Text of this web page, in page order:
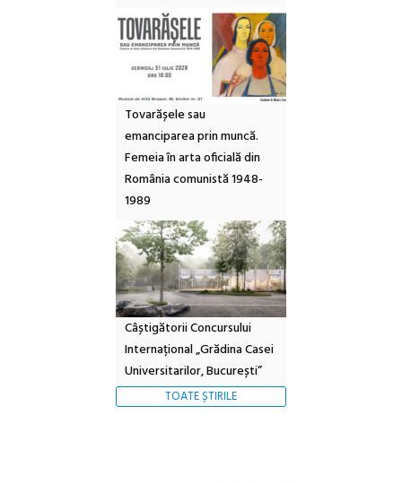
Tovarășele sau
emanciparea prin muncă.
Femeia în arta oficială din
România comunistă 1948-
1989
Câștigătorii Concursului
Internațional „Grădina Casei
Universitarilor, București”
TOATE ȘTIRILE